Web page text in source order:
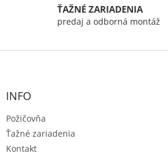
ŤAŽNÉ ZARIADENIA
predaj a odborná montáž
Z
INFO
Požičovňa
Ťažné zariadenia
Kontakt